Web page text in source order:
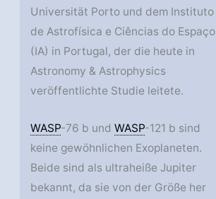
Universität Porto und dem Instituto
de Astrofísica e Ciências do Espaço
(IA) in Portugal, der die heute in
Astronomy & Astrophysics
veröffentlichte Studie leitete.
WASP-76 b undWASP-121 b sind
keine gewöhnlichen Exoplaneten.
Beide sind als ultraheiße Jupiter
bekannt, da sie von der Größe her